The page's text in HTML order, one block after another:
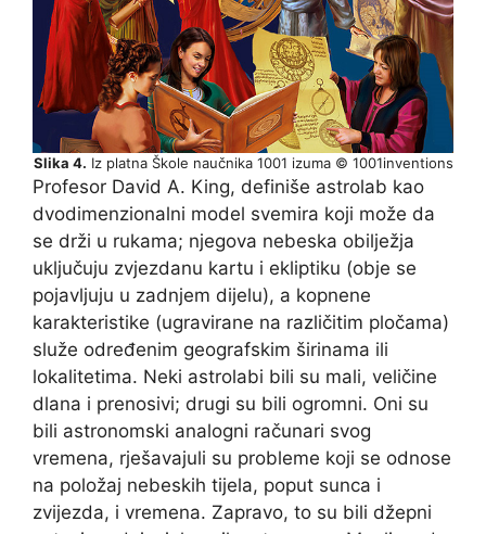
Slika 4. Iz platna Škole naučnika 1001 izuma © 1001inventions
Profesor David A. King, definiše astrolab kao
dvodimenzionalni model svemira koji može da
se drži u rukama; njegova nebeska obilježja
uključuju zvjezdanu kartu i ekliptiku (obje se
pojavljuju u zadnjem dijelu), a kopnene
karakteristike (ugravirane na različitim pločama)
služe određenim geografskim širinama ili
lokalitetima. Neki astrolabi bili su mali, veličine
dlana i prenosivi; drugi su bili ogromni. Oni su
bili astronomski analogni računari svog
vremena, rješavajuli su probleme koji se odnose
na položaj nebeskih tijela, poput sunca i
zvijezda, i vremena. Zapravo, to su bili džepni